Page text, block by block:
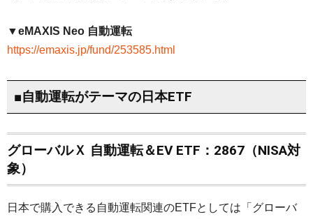
▼eMAXIS Neo 自動運転
https://emaxis.jp/fund/253585.html
■自動運転がテーマの日本ETF
グローバルＸ 自動運転＆EV ETF：2867（NISA対
象）
日本で購入できる自動運転関連のETFとしては「グローバ